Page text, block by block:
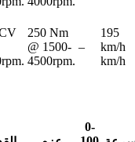
250 Nm
@ 1500-
4500rpm.
–
195
km/h
km/h
0-